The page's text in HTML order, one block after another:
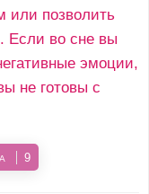
или позволить
Если во сне вы
эмоции,
не готовы с
9